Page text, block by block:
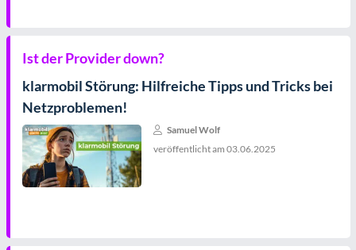
Ist der Provider down?
klarmobil Störung: Hilfreiche Tipps und Tricks bei
Netzproblemen!
Samuel Wolf
veröffentlicht am 03.06.2025